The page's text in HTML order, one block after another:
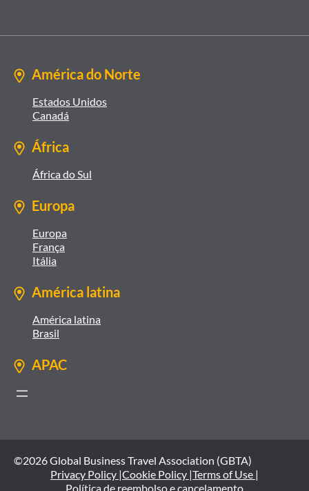
América do Norte
Estados Unidos
Canadá
África
África do Sul
Europa
Europa
França
Itália
América latina
América latina
Brasil
APAC
©2026 Global Business Travel Association (GBTA)
Privacy Policy |Cookie Policy |Terms of Use |
Política de reembolso e cancelamento